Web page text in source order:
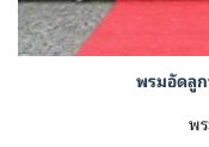
พรมอัดลู
พ